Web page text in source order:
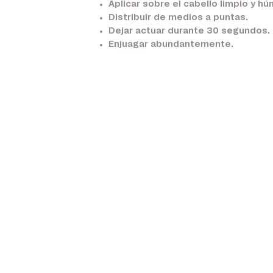
Aplicar sobre el cabello limpio y
Distribuir de medios a puntas.
Dejar actuar durante 30 segundos.
Enjuagar abundantemente.